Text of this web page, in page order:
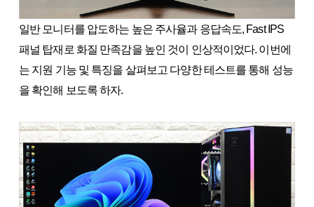
일반 모니터를 압도하는 높은 주사율과 응답속도, Fast IPS
패널 탑재로 화질 만족감을 높인 것이 인상적이었다. 이번에
는 지원 기능 및 특징을 살펴보고 다양한 테스트를 통해 성능
을 확인해 보도록 하자.